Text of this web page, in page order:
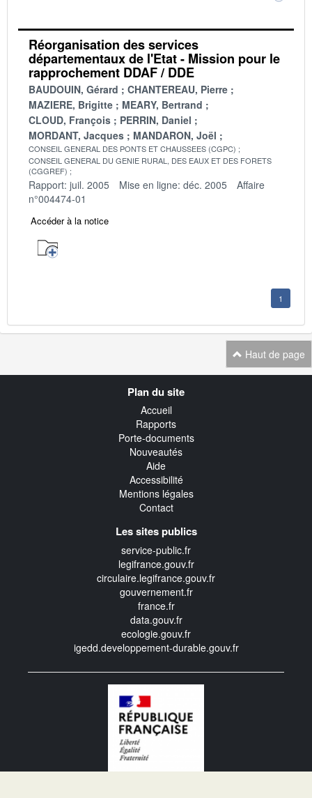
Réorganisation des services
départementaux de l'Etat - Mission pour le
rapprochement DDAF / DDE
BAUDOUIN, Gérard
CHANTEREAU, Pierre
MAZIERE, Brigitte
MEARY, Bertrand
CLOUD, François
PERRIN, Daniel
MORDANT, Jacques
MANDARON, Joël
CONSEIL GENERAL DES PONTS ET CHAUSSEES (CGPC)
CONSEIL GENERAL DU GENIE RURAL, DES EAUX ET DES FORETS
(CGGREF)
Rapport: juil. 2005 Mise en ligne: déc. 2005
Affaire
n°004474-01
Accéder à la notice
1
Haut de page
Plan du site
Accueil
Rapports
Porte-documents
Nouveautés
Aide
Accessibilité
Mentions légales
Contact
Les sites publics
service-public.fr
legifrance.gouv.fr
circulaire.legifrance.gouv.fr
gouvernement.fr
france.fr
data.gouv.fr
ecologie.gouv.fr
igedd.developpement-durable.gouv.fr